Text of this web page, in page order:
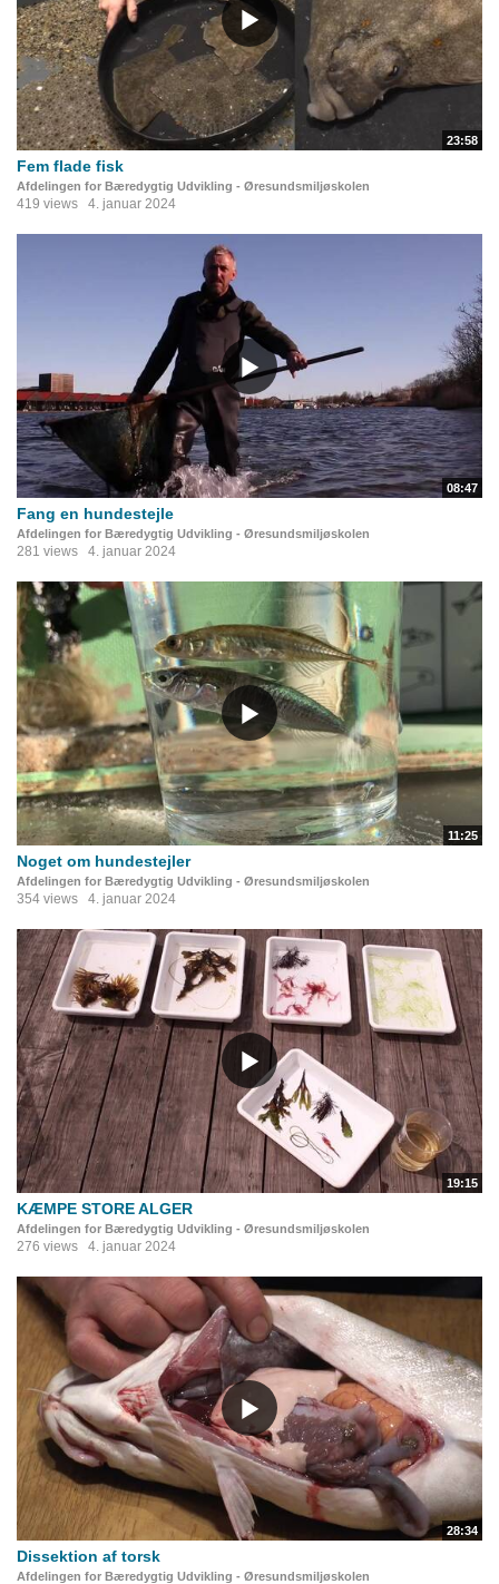
23:58
Fem flade fisk
Afdelingen for Bæredygtig Udvikling - Øresundsmiljøskolen
419 views 4. januar 2024
08:47
Fang en hundestejle
Afdelingen for Bæredygtig Udvikling - Øresundsmiljøskolen
281 views 4. januar 2024
11:25
Noget om hundestejler
Afdelingen for Bæredygtig Udvikling - Øresundsmiljøskolen
354 views 4. januar 2024
19:15
KÆMPE STORE ALGER
Afdelingen for Bæredygtig Udvikling - Øresundsmiljøskolen
276 views 4. januar 2024
28:34
Dissektion af torsk
Afdelingen for Bæredygtig Udvikling - Øresundsmiljøskolen